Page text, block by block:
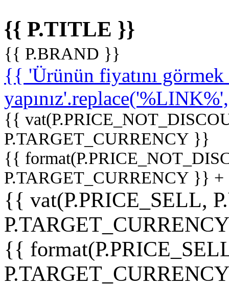
{{ P.TITLE }}
{{ P.BRAND }}
{{ 'Ürünün fiyatını
{{
P.TARGET_CURRENCY }}
{{
P.TARGET_CURRENCY }}
{{ vat(P.PRICE_SELL,
{{